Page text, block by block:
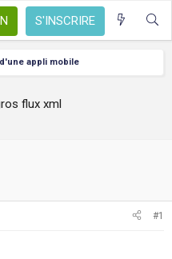
S'INSCRIRE
appli mobile
flux xml
#1